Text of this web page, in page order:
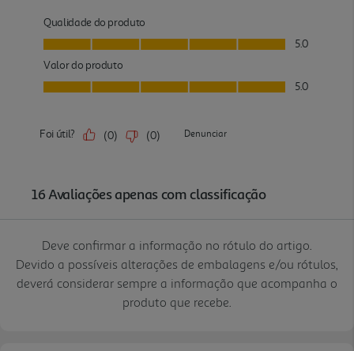
Deve confirmar a informação no rótulo do artigo.
Devido a possíveis alterações de embalagens e/ou rótulos,
deverá considerar sempre a informação que acompanha o
produto que recebe.